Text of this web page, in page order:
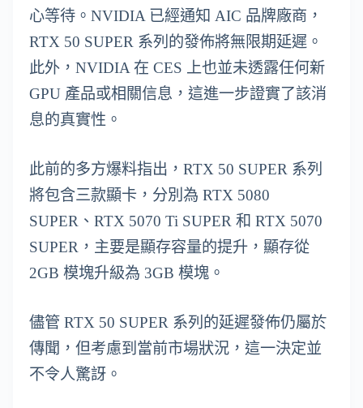
心等待。NVIDIA 已經通知 AIC 品牌廠商，
RTX 50 SUPER 系列的發佈將無限期延遲。
此外，NVIDIA 在 CES 上也並未透露任何新
GPU 產品或相關信息，這進一步證實了該消
息的真實性。
此前的多方爆料指出，RTX 50 SUPER 系列
將包含三款顯卡，分別為 RTX 5080
SUPER、RTX 5070 Ti SUPER 和 RTX 5070
SUPER，主要是顯存容量的提升，顯存從
2GB 模塊升級為 3GB 模塊。
儘管 RTX 50 SUPER 系列的延遲發佈仍屬於
傳聞，但考慮到當前市場狀況，這一決定並
不令人驚訝。